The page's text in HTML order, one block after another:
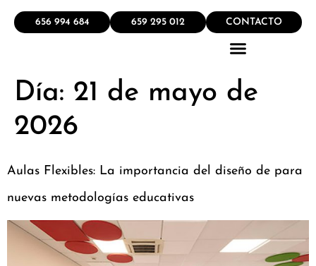
656 994 684 659 295 012 CONTACTO
Día: 21 de mayo de
2026
Aulas Flexibles: La importancia del diseño de para
nuevas metodologías educativas